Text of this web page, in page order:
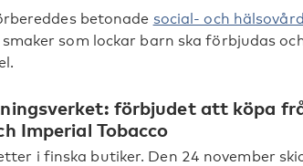
betonade social- och
som lockar barn ska förbjudas
förbjudet att köpa
Imperial Tobacco
i finska butiker. Den 24 november